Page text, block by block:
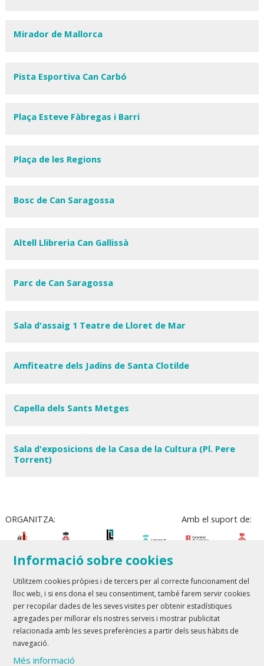
Mirador de Mallorca
Pista Esportiva Can Carbó
Plaça Esteve Fàbregas i Barri
Plaça de les Regions
Bosc de Can Saragossa
Altell Llibreria Can Gallissà
Parc de Can Saragossa
Sala d'assaig 1 Teatre de Lloret de Mar
Amfiteatre dels Jadins de Santa Clotilde
Capella dels Sants Metges
Sala d'exposicions de la Casa de la Cultura (Pl. Pere
Torrent)
ORGANITZA: Amb el suport de:
Teatre Lloret de Mar| T 972 361 835
Teatre de Blanes| T 972 358 473
Avís Legal Ús de Cookies Contactar
Informació sobre cookies
Utilitzem cookies pròpies i de tercers per al correcte funcionament del
lloc web, i si ens dona el seu consentiment, també farem servir cookies
per recopilar dades de les seves visites per obtenir estadístiques
agregades per millorar els nostres serveis i mostrar publicitat
relacionada amb les seves preferències a partir dels seus hàbits de
navegació.
Més informació